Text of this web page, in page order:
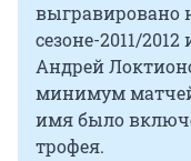
выгравировано
сезоне-2011/
Андрей
минимум
имя было
трофея.